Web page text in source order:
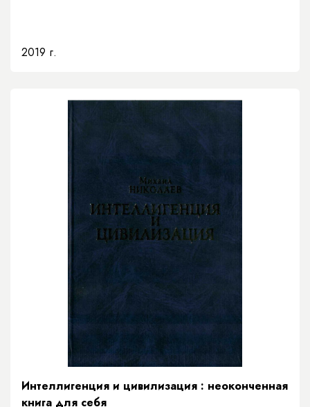
2019 г.
Интеллигенция и цивилизация : неоконченная
книга для себя